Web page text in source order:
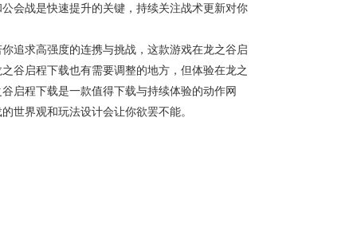
会战是快速提升的关键，持续关注战术更新对你
追求高强度的连携与挑战，这款游戏在龙之谷启
谷启程下载也有需要调整的地方，但体验在龙之
启程下载是一款值得下载与持续体验的动作网
世界观和玩法设计会让你欲罢不能。